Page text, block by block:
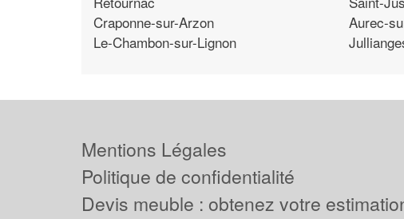
Craponne-sur-Arzon
Le-Chambon-sur-Lignon
Aurec-
Mentions Légales
Politique de confidentialité
Devis meuble : obtenez votre